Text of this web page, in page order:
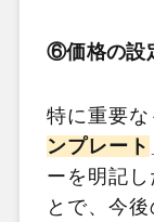
⑥価格の設
特に重要
ンプレート
ーを明記
とで、今